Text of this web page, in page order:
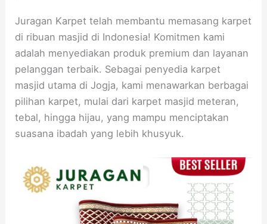
Juragan Karpet telah membantu memasang karpet
di ribuan masjid di Indonesia! Komitmen kami
adalah menyediakan produk premium dan layanan
pelanggan terbaik. Sebagai penyedia karpet
masjid utama di Jogja, kami menawarkan berbagai
pilihan karpet, mulai dari karpet masjid meteran,
tebal, hingga hijau, yang mampu menciptakan
suasana ibadah yang lebih khusyuk.